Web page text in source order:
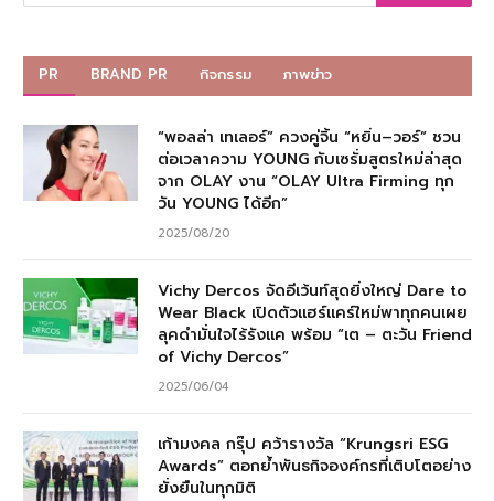
PR BRAND PR กิจกรรม ภาพข่าว
“พอลล่า เทเลอร์” ควงคู่จิ้น “หยิ่น–วอร์” ชวน
ต่อเวลาความ YOUNG กับเซรั่มสูตรใหม่ล่าสุด
จาก OLAY งาน “OLAY Ultra Firming ทุก
วัน YOUNG ได้อีก”
2025/08/20
Vichy Dercos จัดอีเว้นท์สุดยิ่งใหญ่ Dare to
Wear Black เปิดตัวแฮร์แคร์ใหม่พาทุกคนเผย
ลุคดำมั่นใจไร้รังแค พร้อม “เต – ตะวัน Friend
of Vichy Dercos”
2025/06/04
เก้ามงคล กรุ๊ป คว้ารางวัล “Krungsri ESG
Awards” ตอกย้ำพันธกิจองค์กรที่เติบโตอย่าง
ยั่งยืนในทุกมิติ